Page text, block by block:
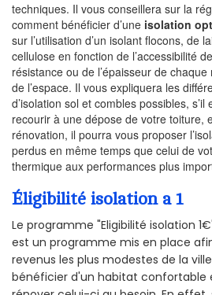
techniques. Il vous conseillera sur la
comment bénéficier d’une isolation
sur l’utilisation d’un isolant flocons, de
cellulose en fonction de l’accessibilité
résistance ou de l’épaisseur de
de l’espace. Il vous expliquera les
d’isolation sol et combles possibles,
recourir à une dépose de votre toiture,
rénovation, il pourra vous proposer
perdus en même temps que celui de
thermique aux performances plus
Éligibilité isolation a 1
Le programme "Eligibilité isolation 1€"
est un programme mis en place
revenus les plus modestes de la ville
bénéficier d'un habitat confortable